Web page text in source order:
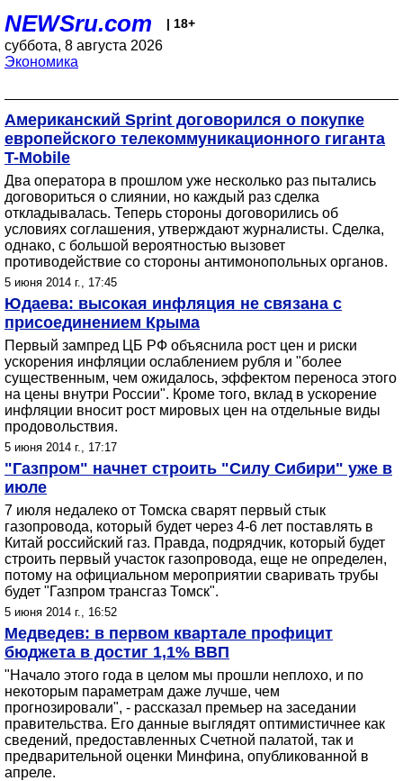
NEWSru.com | 18+
суббота, 8 августа 2026
Экономика
Американский Sprint договорился о покупке
европейского телекоммуникационного гиганта
T-Mobile
Два оператора в прошлом уже несколько раз пытались
договориться о слиянии, но каждый раз сделка
откладывалась. Теперь стороны договорились об
условиях соглашения, утверждают журналисты. Сделка,
однако, с большой вероятностью вызовет
противодействие со стороны антимонопольных органов.
5 июня 2014 г., 17:45
Юдаева: высокая инфляция не связана с
присоединением Крыма
Первый зампред ЦБ РФ объяснила рост цен и риски
ускорения инфляции ослаблением рубля и "более
существенным, чем ожидалось, эффектом переноса этого
на цены внутри России". Кроме того, вклад в ускорение
инфляции вносит рост мировых цен на отдельные виды
продовольствия.
5 июня 2014 г., 17:17
"Газпром" начнет строить "Силу Сибири" уже в
июле
7 июля недалеко от Томска сварят первый стык
газопровода, который будет через 4-6 лет поставлять в
Китай российский газ. Правда, подрядчик, который будет
строить первый участок газопровода, еще не определен,
потому на официальном мероприятии сваривать трубы
будет "Газпром трансгаз Томск".
5 июня 2014 г., 16:52
Медведев: в первом квартале профицит
бюджета в достиг 1,1% ВВП
"Начало этого года в целом мы прошли неплохо, и по
некоторым параметрам даже лучше, чем
прогнозировали", - рассказал премьер на заседании
правительства. Его данные выглядят оптимистичнее как
сведений, предоставленных Счетной палатой, так и
предварительной оценки Минфина, опубликованной в
апреле.